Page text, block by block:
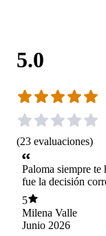
5.0
(23 evaluaciones)
Paloma siempre te
fue la decisión
caminar
veces es cuesta
5
Milena Valle
Junio 2026